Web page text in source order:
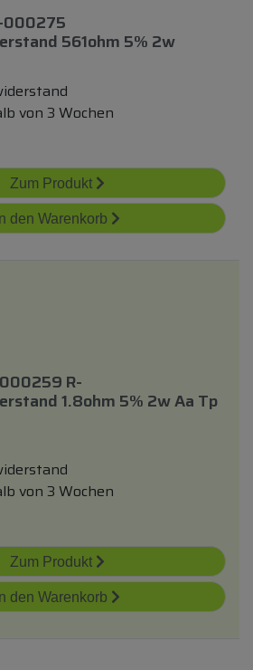
561ohm 5% 2w
von 3 Wochen
Zum Produkt
In den Warenkorb
R-
1.8ohm 5% 2w Aa Tp
von 3 Wochen
Zum Produkt
In den Warenkorb